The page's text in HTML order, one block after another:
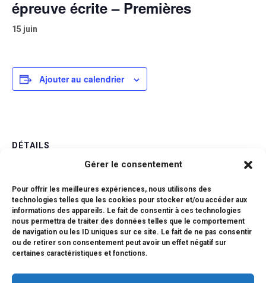
Gérer le consentement
Pour offrir les meilleures expériences, nous utilisons des
technologies telles que les cookies pour stocker et/ou accéder aux
informations des appareils. Le fait de consentir à ces technologies
nous permettra de traiter des données telles que le comportement
de navigation ou les ID uniques sur ce site. Le fait de ne pas consentir
ou de retirer son consentement peut avoir un effet négatif sur
certaines caractéristiques et fonctions.
épreuve écrite – Premières
15 juin
Ajouter au calendrier
DÉTAILS
Catégorie d’Évènement:
Examens
Épreuves orales LLCER
Epreuve Anticipée de